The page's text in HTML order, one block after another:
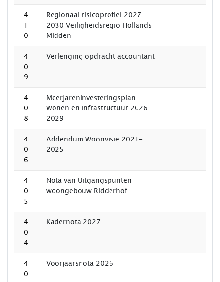
4
1
0
Regionaal risicoprofiel 2027-
2030 Veiligheidsregio Hollands
Midden
4
0
9
Verlenging opdracht accountant
4
0
8
Meerjareninvesteringsplan
Wonen en Infrastructuur 2026-
2029
4
0
6
Addendum Woonvisie 2021-
2025
4
0
5
Nota van Uitgangspunten
woongebouw Ridderhof
4
0
4
Kadernota 2027
4
0
Voorjaarsnota 2026